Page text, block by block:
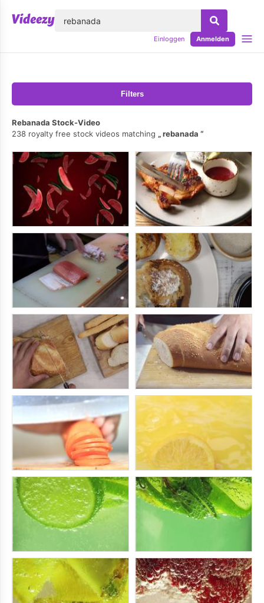
Einloggen Anmelden
Filters
Rebanada Stock-Video
238 royalty free stock videos matching
rebanada